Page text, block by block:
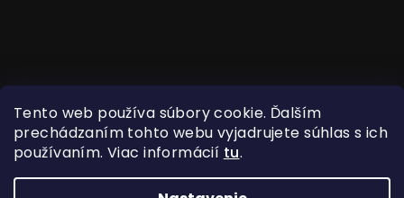
Tento web používa súbory cookie. Ďalším
prechádzaním tohto webu vyjadrujete súhlas s ich
používaním. Viac informácií tu.
Vytvoril Shoptet